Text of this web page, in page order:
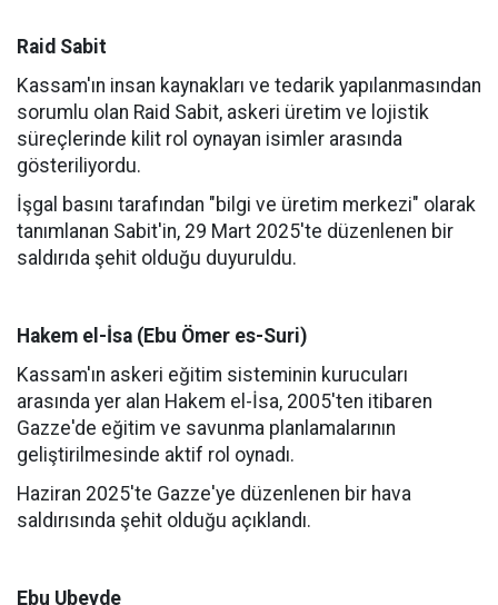
Raid Sabit
Kassam'ın insan kaynakları ve tedarik yapılanmasından
sorumlu olan Raid Sabit, askeri üretim ve lojistik
süreçlerinde kilit rol oynayan isimler arasında
gösteriliyordu.
İşgal basını tarafından "bilgi ve üretim merkezi" olarak
tanımlanan Sabit'in, 29 Mart 2025'te düzenlenen bir
saldırıda şehit olduğu duyuruldu.
Hakem el-İsa (Ebu Ömer es-Suri)
Kassam'ın askeri eğitim sisteminin kurucuları
arasında yer alan Hakem el-İsa, 2005'ten itibaren
Gazze'de eğitim ve savunma planlamalarının
geliştirilmesinde aktif rol oynadı.
Haziran 2025'te Gazze'ye düzenlenen bir hava
saldırısında şehit olduğu açıklandı.
Ebu Ubeyde